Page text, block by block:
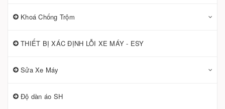
Khoá Chống Trộm
THIẾT BỊ XÁC ĐỊNH LỖI XE MÁY - ESY
Sửa Xe Máy
Độ dàn áo SH